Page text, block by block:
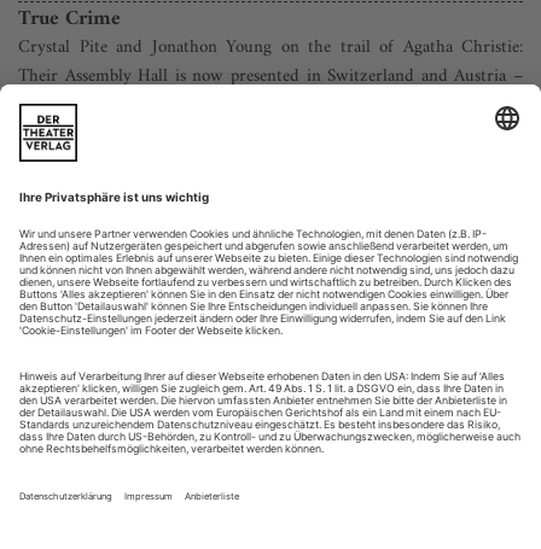
True Crime
Crystal Pite and Jonathon Young on the trail of Agatha Christie:
Their Assembly Hall is now presented in Switzerland and Austria –
thrilling event, marvellous piece
The visual and narrative invention, lively characters, and high
theatrical moments of often hilariously melodramatic payoff
are all there once more. Crystal Pite’s latest collaboration with
Jonathon Young,Assembly Hall, which premiered on October
26 at the Vancouver Playhouse, races through 90 non-stop
minutes with the page-turning propulsion of a good
whodunnit....
Autonomie
Der Tanz muss auf eigenen Beinen stehen. Welche Rolle das Magazin
dabei spielt(e), schildert Hartmut Regitz
Ein Blick zurück kann einem manchmal die Augen öffnen.